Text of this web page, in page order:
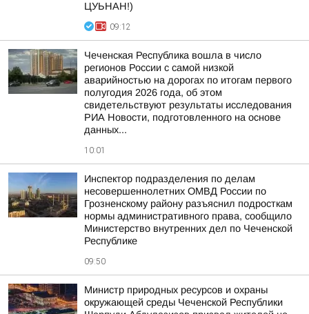
ЦУЬНАН!)
09:12
Чеченская Республика вошла в число
регионов России с самой низкой
аварийностью на дорогах по итогам первого
полугодия 2026 года, об этом
свидетельствуют результаты исследования
РИА Новости, подготовленного на основе
данных...
10:01
Инспектор подразделения по делам
несовершеннолетних ОМВД России по
Грозненскому району разъяснил подросткам
нормы административного права, сообщило
Министерство внутренних дел по Чеченской
Республике
09:50
Министр природных ресурсов и охраны
окружающей среды Чеченской Республики